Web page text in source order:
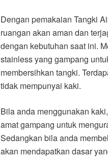
Dengan pemakaian Tangki
ruangan akan aman dan
dengan kebutuhan saat ini.
stainless yang gampang
membersihkan tangki.
tidak mempunyai kaki.
Bila anda menggunakan
amat gampang untuk
Sedangkan bila anda
akan mendapatkan dasar